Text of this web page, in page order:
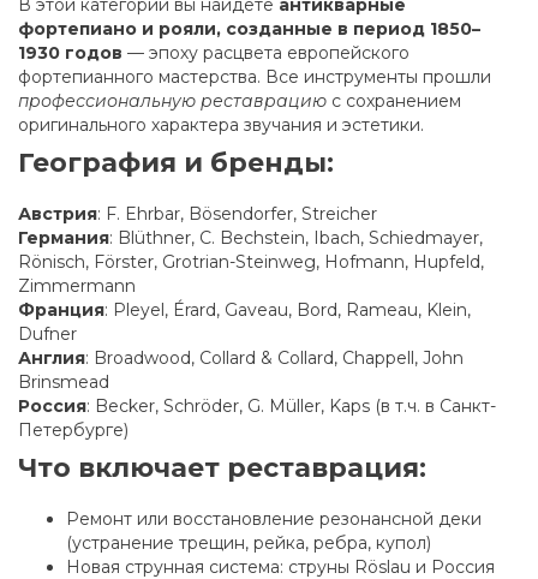
В этой категории вы найдёте антикварные
фортепиано и рояли, созданные в период 1850–
1930 годов — эпоху расцвета европейского
фортепианного мастерства. Все инструменты прошли
профессиональную реставрацию с сохранением
оригинального характера звучания и эстетики.
География и бренды:
Австрия: F. Ehrbar, Bösendorfer, Streicher
Германия: Blüthner, C. Bechstein, Ibach, Schiedmayer,
Rönisch, Förster, Grotrian-Steinweg, Hofmann, Hupfeld,
Zimmermann
Франция: Pleyel, Érard, Gaveau, Bord, Rameau, Klein,
Dufner
Англия: Broadwood, Collard & Collard, Chappell, John
Brinsmead
Россия: Becker, Schröder, G. Müller, Kaps (в т.ч. в Санкт-
Петербурге)
Что включает реставрация:
Ремонт или восстановление резонансной деки
(устранение трещин, рейка, ребра, купол)
Новая струнная система: струны Röslau и Россия